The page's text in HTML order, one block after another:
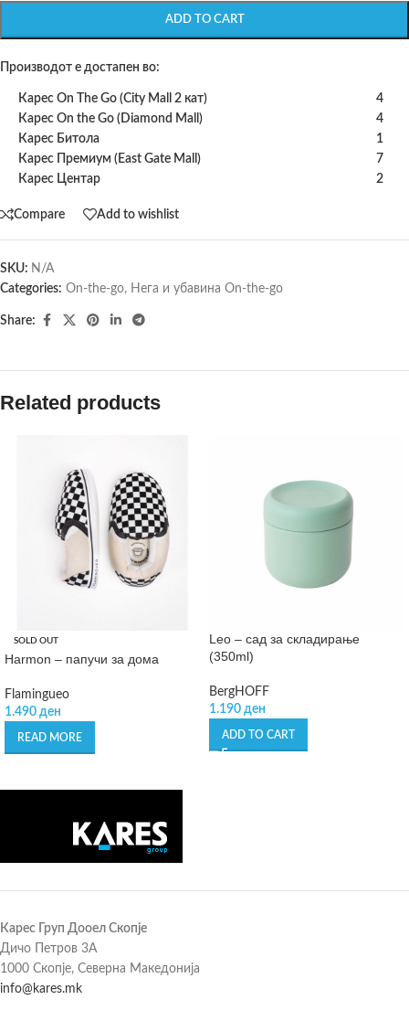
ADD TO CART
Производот е достапен во:
Карес On The Go (City Mall 2 кат)
4
Карес On the Go (Diamond Mall)
4
Карес Битола
1
Карес Премиум (East Gate Mall)
7
Карес Центар
2
Compare Add to wishlist
SKU: N/A
Categories: On-the-go, Нега и убавина On-the-go
Share:
Related products
SOLD OUT
Harmon – папучи за дома
Flamingueo
1.490 ден
READ MORE
Leo – сад за складирање
(350ml)
BergHOFF
1.190 ден
ADD TO CART
Карес Груп Дооел Скопје
Дичо Петров 3А
1000 Скопје, Северна Македонија
info@kares.mk